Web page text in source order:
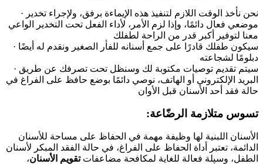
· نحن نأخذ الوقت اللازم لتنفيذ هذه الإيماءة برفق، ولإجراء تخدير
موضعي فعال دائمًا، وإذا لزم الأمر، لأداء الفعل تحت التخدير الواعي
معنا لتوفير أكبر قدر من الراحة لطفلك
· سيكون طفلك قادرًا على جمع أسنانه للفأر الصغير ونقدم له أيضًا
دبلومًا لشجاعته
· سيتم تقديم توصيات مكتوبة لك وسنظل تحت تصرفك عن طريق
البريد الإلكتروني أو الهاتف، نوصي دائمًا بوضع حافظ على الفراغ في
حالة فقد أحد الأسنان قبل الأوان
:تسوس متلازمة الرضّاعة
الأسنان اللبنية لها وظيفة مهمة في الحفاظ على مساحة للأسنان
الدائمة، تعتبر أداة الحفاظ على الفراغ، في حالة الفقد المبكر لأسنان
الطفل، وسيلة فعالة للغاية لمكافحة مضاعفاتتقويم الأسنان،